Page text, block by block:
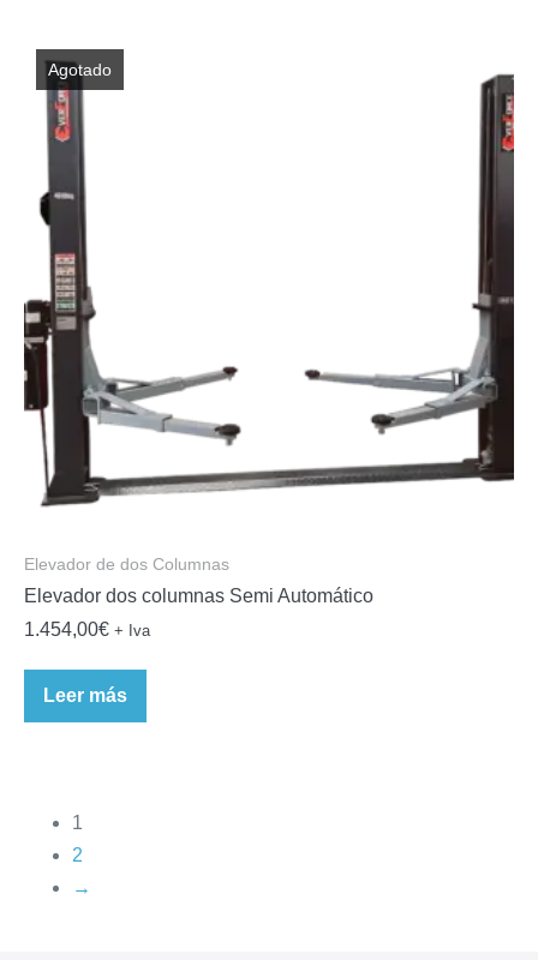
Agotado
Elevador de dos Columnas
Elevador dos columnas Semi Automático
1.454,00€ + Iva
Leer más
1
2
→